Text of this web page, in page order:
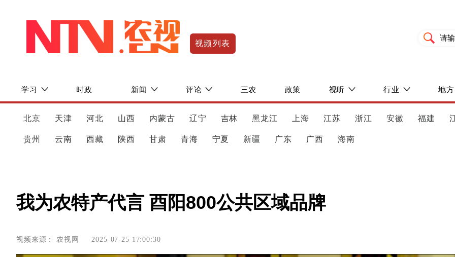
视频列表
学习 时政 新闻 评论 三农 政策 视听 行业 地方
北京 天津 河北 山西 内蒙古 辽宁 吉林 黑龙江 上海 江苏 浙江 安徽 福建
贵州 云南 西藏 陕西 甘肃 青海 宁夏 新疆 广东 广西 海南
我为农特产代言 酉阳800公共区域品牌
视频来源：农视网 2025-07-25 17:00:30